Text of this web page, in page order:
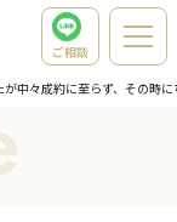
ご相談
中々成約に至らず、その時